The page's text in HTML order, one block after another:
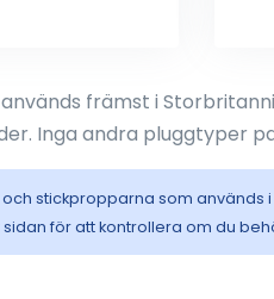
främst i
Inga andra pluggtyper
stickpropparna som används
för att kontrollera om du